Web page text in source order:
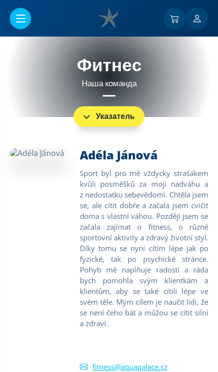
Фитнес
Наша команда
Указатель
Adéla Jánová
Sport byl pro mě vždycky strašákem
kvůli posměšků za moji nadváhu a
z nedostatku sebevědomí. Chtěla jsem
se, ale cítit dobře a začala jsem cvičit
doma s vlastní váhou. Později jsem se
začala zajímat o fitness, o různé
sportovní aktivity a zdravý životní styl.
Díky tomu se nyní cítím lépe jak po
fyzické, tak po psychické stránce.
Pohyb mě naplňuje radostí a ráda
bych pomohla svým klientkám a
klientům, aby se také cítili lépe ve
svém těle. Mým cílem je naučit lidi, že
se není čeho bát a můžou se cítit silní
a zdraví.
fitness@aquapalace.cz